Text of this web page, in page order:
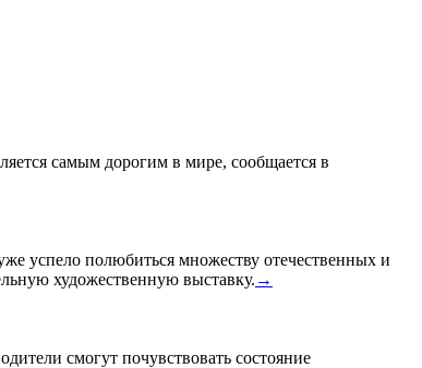
самым дорогим в мире, сообщается в
успело полюбиться множеству отечественных и
художественную выставку. →
смогут почувствовать состояние